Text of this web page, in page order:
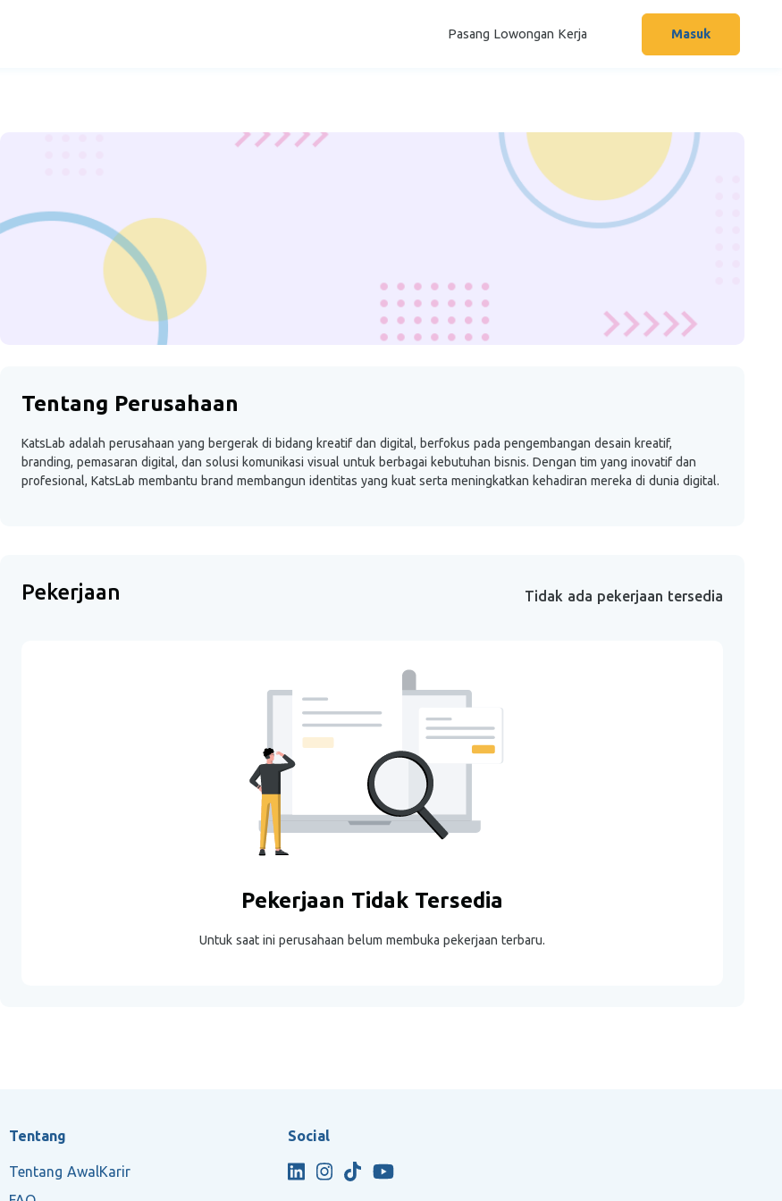
Pasang Lowongan Kerja Masuk
Tentang Perusahaan
KatsLab adalah perusahaan yang bergerak di bidang kreatif dan digital, berfokus pada pengembangan desain kreatif,
branding, pemasaran digital, dan solusi komunikasi visual untuk berbagai kebutuhan bisnis. Dengan tim yang inovatif dan
profesional, KatsLab membantu brand membangun identitas yang kuat serta meningkatkan kehadiran mereka di dunia digital.
Pekerjaan Tidak ada pekerjaan tersedia
Pekerjaan Tidak Tersedia
Untuk saat ini perusahaan belum membuka pekerjaan terbaru.
Tentang
Tentang AwalKarir
Social